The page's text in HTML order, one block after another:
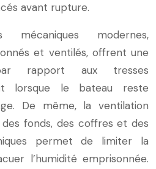
avant rupture.
mécaniques modernes,
et ventilés, offrent une
rapport aux tresses
lorsque le bateau reste
De même, la ventilation
fonds, des coffres et des
permet de limiter la
l’humidité emprisonnée.